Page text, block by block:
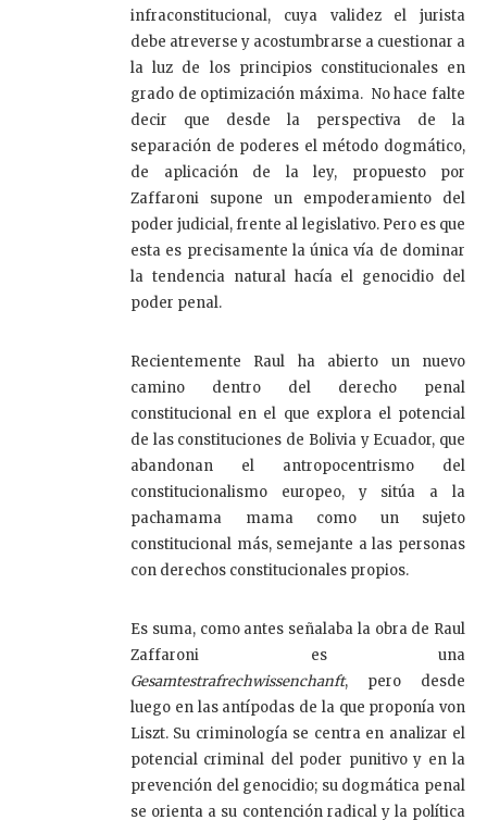
infraconstitucional, cuya validez el jurista
debe atreverse y acostumbrarse a cuestionar a
la luz de los principios constitucionales en
grado de optimización máxima. No hace falte
decir que desde la perspectiva de la
separación de poderes el método dogmático,
de aplicación de la ley, propuesto por
Zaffaroni supone un empoderamiento del
poder judicial, frente al legislativo. Pero es que
esta es precisamente la única vía de dominar
la tendencia natural hacía el genocidio del
poder penal.
Recientemente Raul ha abierto un nuevo
camino dentro del derecho penal
constitucional en el que explora el potencial
de las constituciones de Bolivia y Ecuador, que
abandonan el antropocentrismo del
constitucionalismo europeo, y sitúa a la
pachamama mama como un sujeto
constitucional más, semejante a las personas
con derechos constitucionales propios.
Es suma, como antes señalaba la obra de Raul
Zaffaroni es una
Gesamtestrafrechwissenchanft, pero desde
luego en las antípodas de la que proponía von
Liszt. Su criminología se centra en analizar el
potencial criminal del poder punitivo y en la
prevención del genocidio; su dogmática penal
se orienta a su contención radical y la política